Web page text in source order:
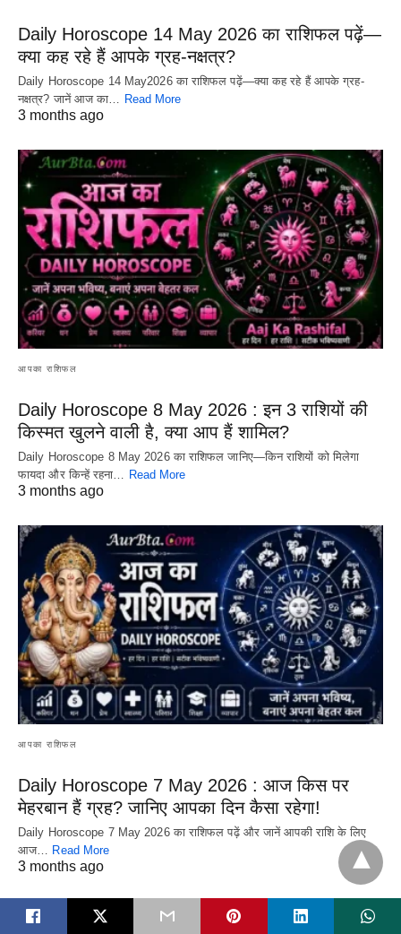
Daily Horoscope 14 May 2026 का राशिफल पढ़ें—
क्या कह रहे हैं आपके ग्रह-नक्षत्र?
Daily Horoscope 14 May2026 का राशिफल पढ़ें—क्या कह रहे हैं आपके ग्रह-
नक्षत्र? जानें आज का… Read More
3 months ago
आपका राशिफल
Daily Horoscope 8 May 2026 : इन 3 राशियों की
किस्मत खुलने वाली है, क्या आप हैं शामिल?
Daily Horoscope 8 May 2026 का राशिफल जानिए—किन राशियों को मिलेगा
फायदा और किन्हें रहना…
Read More
3 months ago
आपका राशिफल
Daily Horoscope 7 May 2026 : आज किस पर
मेहरबान हैं ग्रह? जानिए आपका दिन कैसा रहेगा!
Daily Horoscope 7 May 2026 का राशिफल पढ़ें और जानें आपकी राशि के लिए
आज… Read More
3 months ago